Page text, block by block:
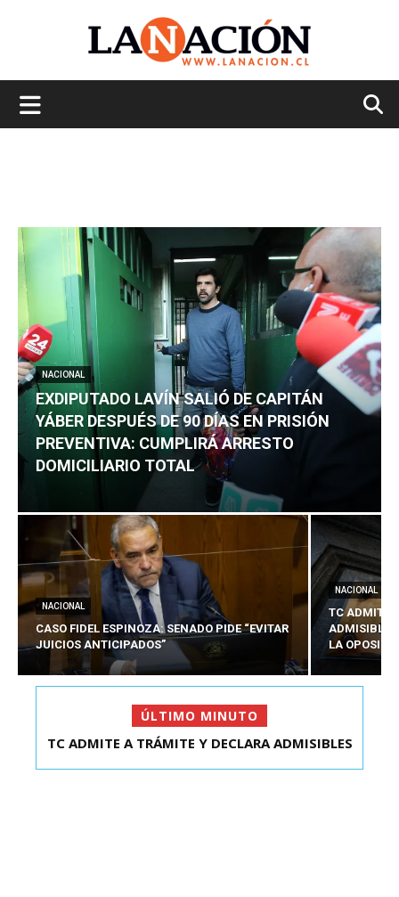
NACIONAL
EXDIPUTADO LAVÍN SALIÓ DE CAPITÁN
YÁBER DESPUÉS DE 90 DÍAS EN PRISIÓN
PREVENTIVA: CUMPLIRÁ ARRESTO
DOMICILIARIO TOTAL
NACIONAL
CASO FIDEL ESPINOZA: SENADO PIDE “EVITAR
JUICIOS ANTICIPADOS”
NACIONAL
TC ADMITE
ADMISIBLES
LA
ÚLTIMO MINUTO
TC ADMITE A TRÁMITE Y DECLARA ADMISIBLES